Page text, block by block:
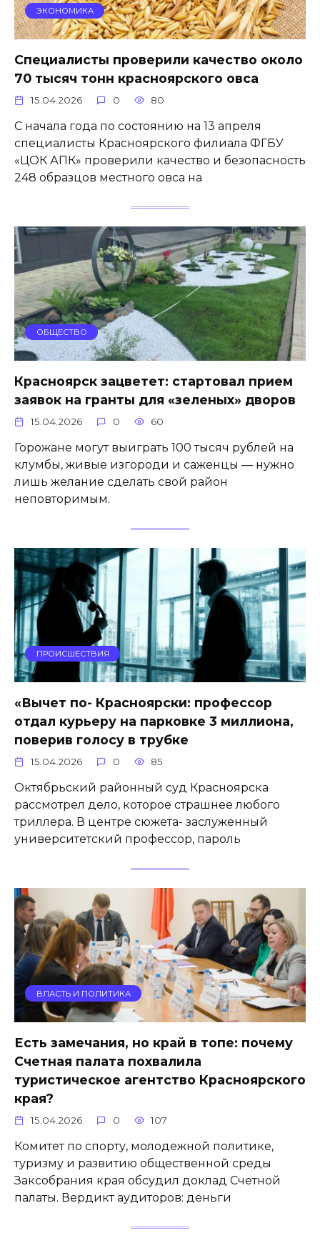
ЭКОНОМИКА
Специалисты проверили качество около
70 тысяч тонн красноярского овса
15.04.2026 0 80
С начала года по состоянию на 13 апреля
специалисты Красноярского филиала ФГБУ
«ЦОК АПК» проверили качество и безопасность
248 образцов местного овса на
ОБЩЕСТВО
Красноярск зацветет: стартовал прием
заявок на гранты для «зеленых» дворов
15.04.2026 0 60
Горожане могут выиграть 100 тысяч рублей на
клумбы, живые изгороди и саженцы — нужно
лишь желание сделать свой район
неповторимым.
ПРОИСШЕСТВИЯ
«Вычет по- Красноярски: профессор
отдал курьеру на парковке 3 миллиона,
поверив голосу в трубке
15.04.2026 0 85
Октябрьский районный суд Красноярска
рассмотрел дело, которое страшнее любого
триллера. В центре сюжета- заслуженный
университетский профессор, пароль
ВЛАСТЬ И ПОЛИТИКА
Есть замечания, но край в топе: почему
Счетная палата похвалила
туристическое агентство Красноярского
края?
15.04.2026 0 107
Комитет по спорту, молодежной политике,
туризму и развитию общественной среды
Заксобрания края обсудил доклад Счетной
палаты. Вердикт аудиторов: деньги